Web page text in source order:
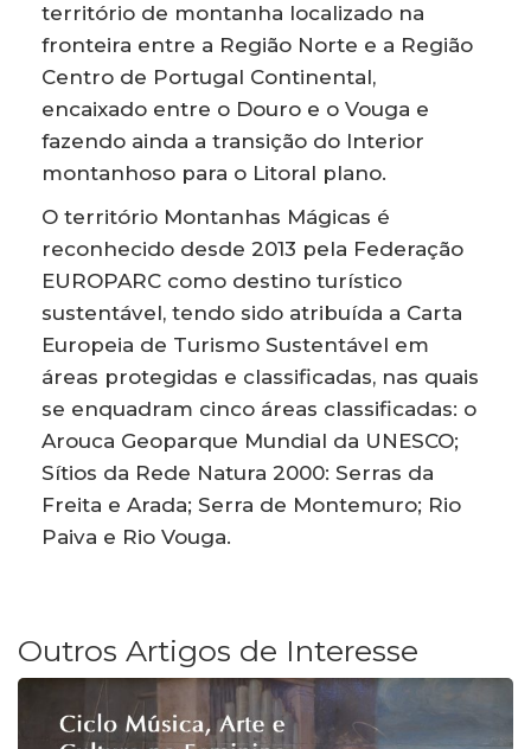
território de montanha localizado na
fronteira entre a Região Norte e a Região
Centro de Portugal Continental,
encaixado entre o Douro e o Vouga e
fazendo ainda a transição do Interior
montanhoso para o Litoral plano.
O território Montanhas Mágicas é
reconhecido desde 2013 pela Federação
EUROPARC como destino turístico
sustentável, tendo sido atribuída a Carta
Europeia de Turismo Sustentável em
áreas protegidas e classificadas, nas quais
se enquadram cinco áreas classificadas: o
Arouca Geoparque Mundial da UNESCO;
Sítios da Rede Natura 2000: Serras da
Freita e Arada; Serra de Montemuro; Rio
Paiva e Rio Vouga.
Outros Artigos de Interesse